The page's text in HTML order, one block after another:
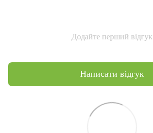
Додайте перший відгук
Написати відгук